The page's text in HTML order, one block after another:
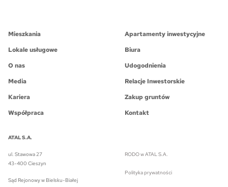
Mieszkania
Apartamenty inwestycyjne
Lokale usługowe
Biura
O nas
Udogodnienia
Media
Relacje Inwestorskie
Kariera
Zakup gruntów
Współpraca
Kontakt
ATAL S.A.
ul. Stawowa 27
43-400 Cieszyn
Sąd Rejonowy w Bielsku-Białej
RODO w ATAL S.A.
Polityka prywatności